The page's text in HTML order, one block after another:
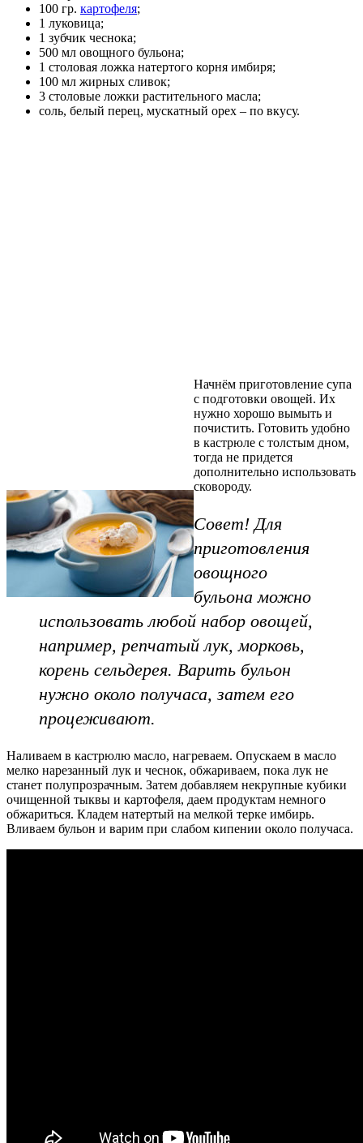
100 гр. картофеля;
1 луковица;
1 зубчик чеснока;
500 мл овощного бульона;
1 столовая ложка натертого корня имбиря;
100 мл жирных сливок;
3 столовые ложки растительного масла;
соль, белый перец, мускатный орех – по вкусу.
Начнём приготовление супа
с подготовки овощей. Их
нужно хорошо вымыть и
почистить. Готовить удобно
в кастрюле с толстым дном,
тогда не придется
дополнительно использовать
сковороду.
Совет! Для
приготовления
овощного
бульона можно
использовать любой набор овощей,
например, репчатый лук, морковь,
корень сельдерея. Варить бульон
нужно около получаса, затем его
процеживают.
Наливаем в кастрюлю масло, нагреваем. Опускаем в масло
мелко нарезанный лук и чеснок, обжариваем, пока лук не
станет полупрозрачным. Затем добавляем некрупные кубики
очищенной тыквы и картофеля, даем продуктам немного
обжариться. Кладем натертый на мелкой терке имбирь.
Вливаем бульон и варим при слабом кипении около получаса.